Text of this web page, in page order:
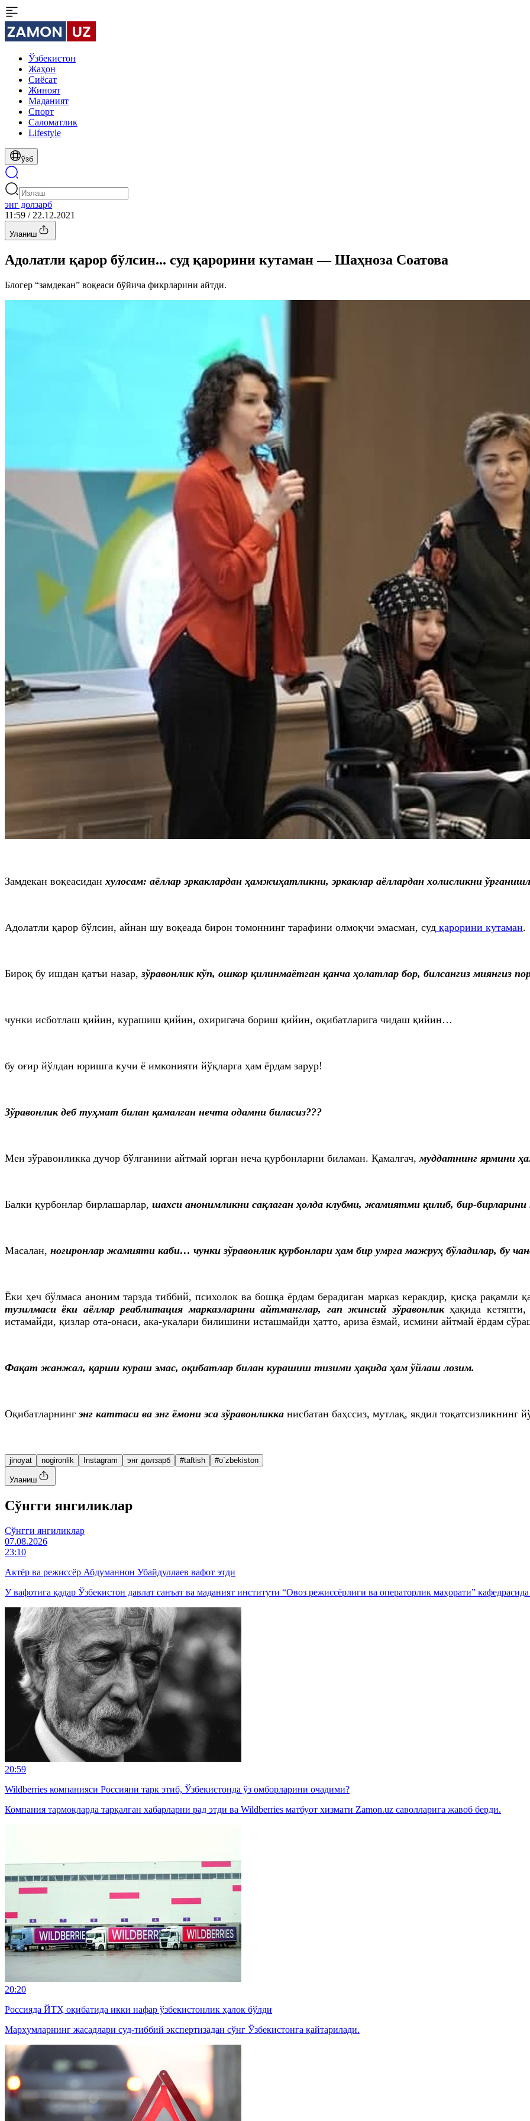
Ўзбекистон
Жаҳон
Сиёсат
Жиноят
Маданият
Спорт
Cаломатлик
Lifestyle
ўзб
энг долзарб
11:59 / 22.12.2021
Уланиш
Адолатли қарор бўлсин... суд қарорини кутаман — Шаҳноза Соатова
Блогер “замдекан” воқеаси бўйича фикрларини айтди.
Замдекан воқеасидан хулосам: аёллар эркаклардан ҳамжиҳатликни, эркаклар аёллардан холисликни
Адолатли қарор бўлсин, айнан шу воқеада бирон томоннинг тарафини олмоқчи эмасман, суд қарорини кутаман.
Бироқ бу ишдан қатъи назар,зўравонлик кўп, ошкор қилинмаётган қанча ҳолатлар бор, билсангиз миянгиз
чунки исботлаш қийин, курашиш қийин, охиригача бориш қийин, оқибатларига чидаш қийин…
бу оғир йўлдан юришга кучи ё имконияти йўқларга ҳам ёрдам зарур!
Зўравонлик деб туҳмат билан қамалган нечта одамни биласиз???
Мен зўравонликка дучор бўлганини айтмай юрган неча қурбонларни биламан. Қамалгач,муддатнинг ярмини
Балки қурбонлар бирлашарлар, шахси анонимликни сақлаган ҳолда клубми, жамиятми қилиб, бир-бирларини
Масалан, ногиронлар жамияти каби… чунки зўравонлик қурбонлари ҳам бир умрга мажруҳ бўладилар, бу
Ёки ҳеч бўлмаса аноним тарзда тиббий, психолок ва бошқа ёрдам берадиган марказ керакдир, қисқа рақамли
тузилмаси ёки аёллар реаблитация марказларини айтманглар, гап жинсий зўравонликҳақида
истамайди, қизлар ота-онаси, ака-укалари билишини исташмайди ҳатто, ариза ёзмай, исмини айтмай ёрдам
Фақат жанжал, қарши кураш эмас, оқибатлар билан курашиш тизими ҳақида ҳам ўйлаш лозим.
Оқибатларнингэнг каттаси ва энг ёмони эса зўравонликка нисбатан баҳссиз, мутлақ, якдил тоқатсизликнинг
jinoyat nogironlik Instagram энг долзарб #taftish #o`zbekiston
Уланиш
Cўнгги янгиликлар
Cўнгги янгиликлар
07.08.2026
23:10
Актёр ва режиссёр Абдуманнон Убайдуллаев вафот этди
У вафотига қадар Ўзбекистон давлат санъат ва маданият институти “Овоз режиссёрлиги ва операторлик маҳорати”
20:59
Wildberries компанияси Россияни тарк этиб, Ўзбекистонда ўз омборларини очадими?
Компания тармоқларда тарқалган хабарларни рад этди ва Wildberries матбуот хизмати Zamon.uz саволларига жавоб берди.
20:20
Россияда ЙТҲ оқибатида икки нафар ўзбекистонлик ҳалок бўлди
Марҳумларнинг жасадлари суд-тиббий экспертизадан сўнг Ўзбекистонга қайтарилади.